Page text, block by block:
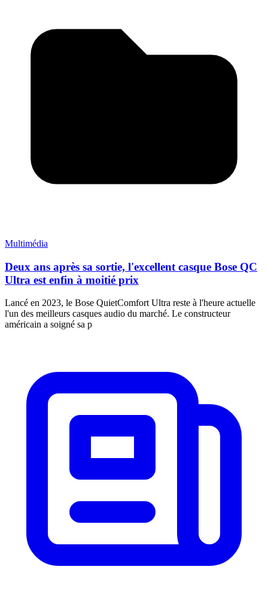
Multimédia
Deux ans après sa sortie, l'excellent casque Bose QC
Ultra est enfin à moitié prix
Lancé en 2023, le Bose QuietComfort Ultra reste à l'heure actuelle
l'un des meilleurs casques audio du marché. Le constructeur
américain a soigné sa p